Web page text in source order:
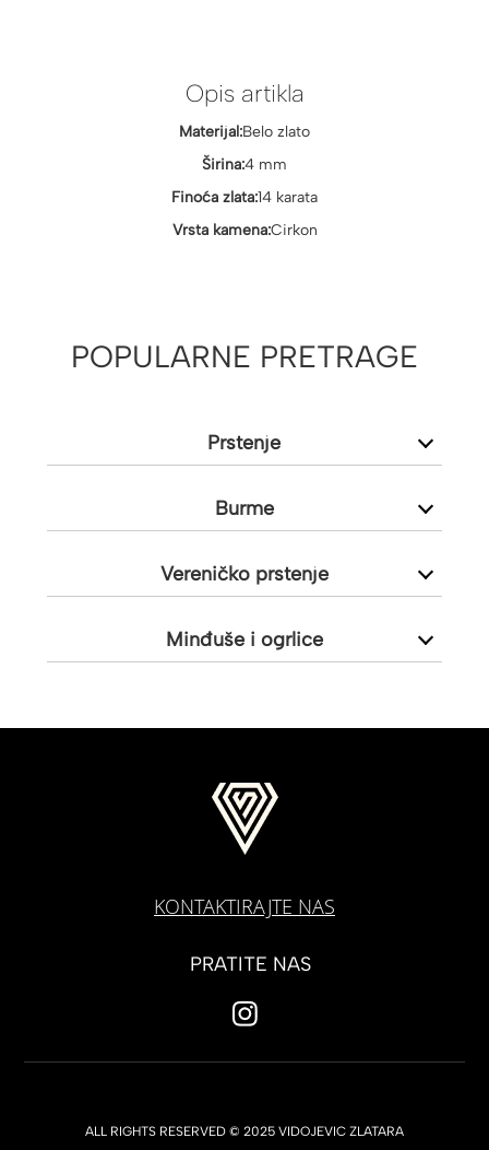
Opis artikla
Materijal:Belo zlato
Širina:4 mm
Finoća zlata:14 karata
Vrsta kamena:Cirkon
POPULARNE PRETRAGE
Prstenje
Burme
Vereničko prstenje
Minđuše i ogrlice
KONTAKTIRAJTE NAS
PRATITE NAS
ALL RIGHTS RESERVED © 2025 VIDOJEVIC ZLATARA